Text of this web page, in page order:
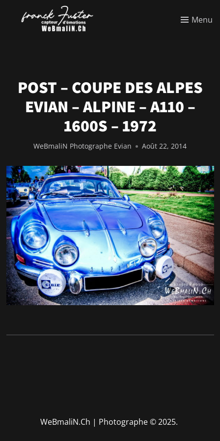
Menu
POST – COUPE DES ALPES
EVIAN – ALPINE – A110 –
1600S – 1972
WeBmaliN Photographe Evian Août 22, 2014
WeBmaliN.Ch | Photographe© 2025.